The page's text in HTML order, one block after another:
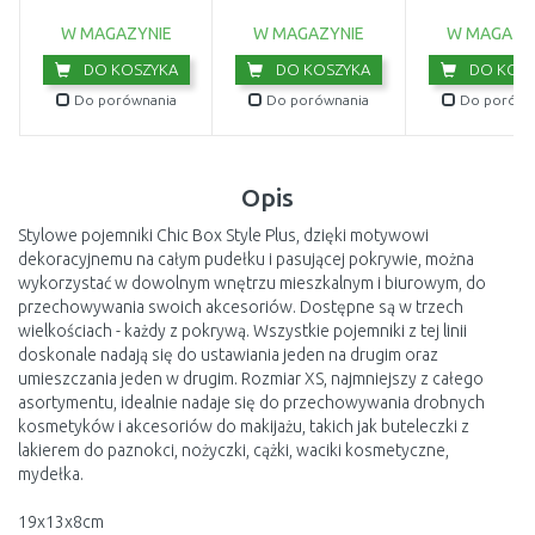
W MAGAZYNIE
DO KOSZYKA
Do porównania
W MAGAZYNIE
DO KOSZYKA
Do porównania
W
DO
Do
Opis
Stylowe pojemniki Chic Box Style Plus, dzięki motywowi
dekoracyjnemu na całym pudełku i pasującej pokrywie, można
wykorzystać w dowolnym wnętrzu mieszkalnym i biurowym, do
przechowywania swoich akcesoriów. Dostępne są w trzech
wielkościach - każdy z pokrywą. Wszystkie pojemniki z tej linii
doskonale nadają się do ustawiania jeden na drugim oraz
umieszczania jeden w drugim. Rozmiar XS, najmniejszy z całego
asortymentu, idealnie nadaje się do przechowywania drobnych
kosmetyków i akcesoriów do makijażu, takich jak buteleczki z
lakierem do paznokci, nożyczki, cążki, waciki kosmetyczne,
mydełka.
19x13x8cm